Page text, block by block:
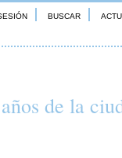
BUSCAR
de la